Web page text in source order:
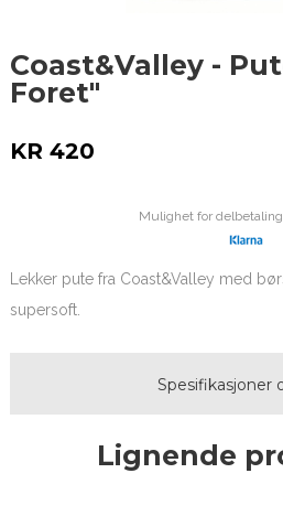
Coast&Valley -
Foret"
KR 420
Mulighet for
Lekker pute fra Coast&Valley med
supersoft.
Spesifikasjoner
Lignende